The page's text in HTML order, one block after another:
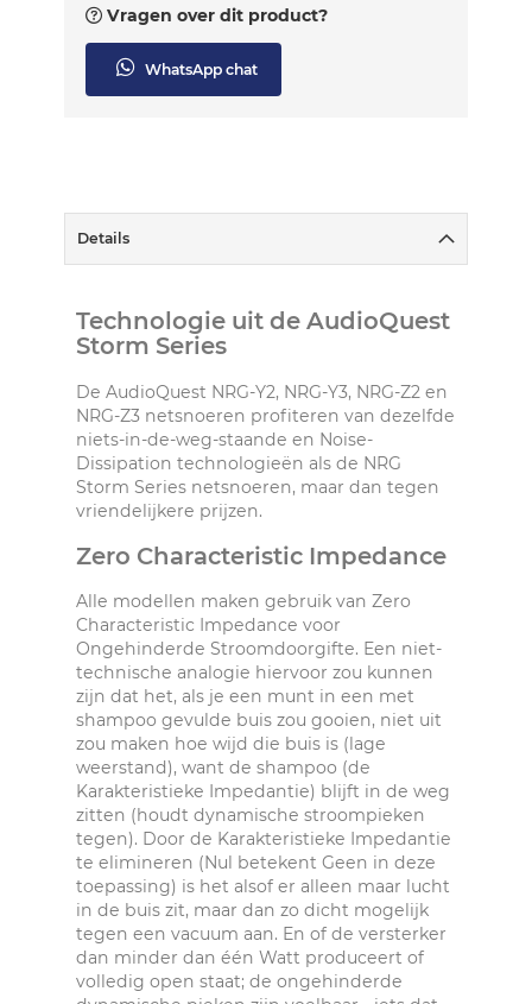
Vragen over dit product?
WhatsApp chat
Details
Technologie uit de AudioQuest
Storm Series
De AudioQuest NRG-Y2, NRG-Y3, NRG-Z2 en
NRG-Z3 netsnoeren profiteren van dezelfde
niets-in-de-weg-staande en Noise-
Dissipation technologieën als de NRG
Storm Series netsnoeren, maar dan tegen
vriendelijkere prijzen.
Zero Characteristic Impedance
Alle modellen maken gebruik van Zero
Characteristic Impedance voor
Ongehinderde Stroomdoorgifte. Een niet-
technische analogie hiervoor zou kunnen
zijn dat het, als je een munt in een met
shampoo gevulde buis zou gooien, niet uit
zou maken hoe wijd die buis is (lage
weerstand), want de shampoo (de
Karakteristieke Impedantie) blijft in de weg
zitten (houdt dynamische stroompieken
tegen). Door de Karakteristieke Impedantie
te elimineren (Nul betekent Geen in deze
toepassing) is het alsof er alleen maar lucht
in de buis zit, maar dan zo dicht mogelijk
tegen een vacuum aan. En of de versterker
dan minder dan één Watt produceert of
volledig open staat; de ongehinderde